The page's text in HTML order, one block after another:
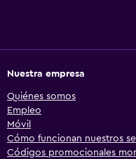
Nuestra empresa
Quiénes somos
Empleo
Móvil
Cómo funcionan nuestros
Códigos promocionales